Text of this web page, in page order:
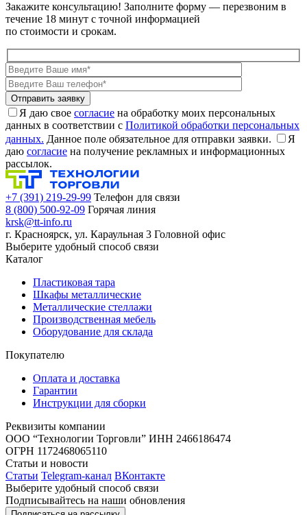
Закажите консультацию! Заполните форму — перезвоним в
течение 18 минут с точной информацией
по стоимости и срокам.
Я даю свое согласие на обработку моих персональных
данных в соответствии с Политикой обработки персональных
данных. Данное поле обязательное для отправки заявки.
Я
даю согласие на получение рекламных и информационных
рассылок.
+7 (391) 219-29-99 Телефон для связи
8 (800) 500-92-09 Горячая линия
krsk@tt-info.ru
г. Красноярск, ул. Караульная 3 Головной офис
Выберите удобный способ связи
Каталог
Пластиковая тара
Шкафы металлические
Металлические стеллажи
Производственная мебель
Оборудование для склада
Покупателю
Оплата и доставка
Гарантии
Инструкции для сборки
Реквизиты компании
ООО “Технологии Торговли” ИНН 2466186474
ОГРН 1172468065110
Статьи и новости
Статьи Telegram-канал ВКонтакте
Выберите удобный способ связи
Подписывайтесь на наши обновления